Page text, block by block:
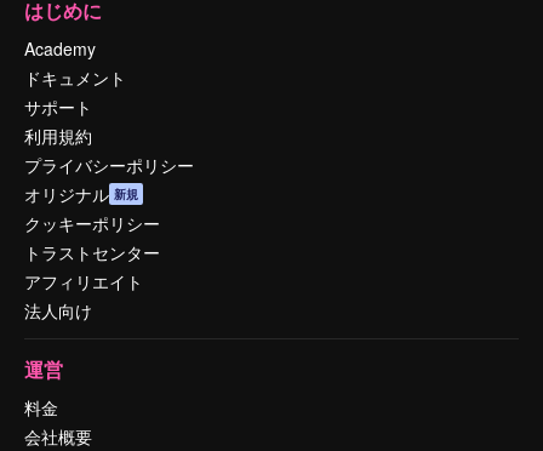
はじめに
Academy
ドキュメント
サポート
利用規約
プライバシーポリシー
オリジナル 新規
クッキーポリシー
トラストセンター
アフィリエイト
法人向け
運営
料金
会社概要